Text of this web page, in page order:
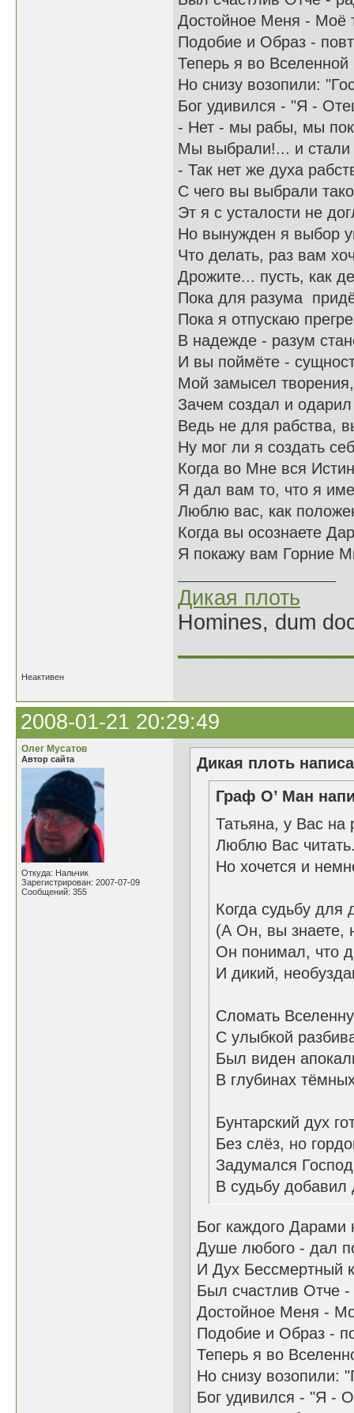
Достойное Меня - Моё
Подобие и Образ -
Теперь я во
Но снизу возопили:
Бог удивился - "Я -
- Нет - мы рабы, мы
Мы выбрали!... и стали
- Так нет же духа
С чего вы выбрали
Эт я с усталости не
Но вынужден я выбор
Что делать, раз вам
Дрожите... пусть, как
Пока для разума
Пока я отпускаю
В надежде - разум
И вы поймёте -
Мой замысел
Зачем создал и
Ведь не для рабства,
Ну мог ли я создать
Когда во Мне вся
Я дал вам то, что я
Люблю вас, как
Когда вы осознаете
Я покажу вам Горние
Дикая плоть
Homines, dum
Неактивен
2008-01-21 20:29:49
Олег Мусатов
Автор сайта
Откуда: Нальчик
Зарегистрирован: 2007-07-09
Сообщений: 355
Дикая плоть
Граф О’ Ман
Татьяна, у Вас на
Люблю Вас
Но хочется и
Когда судьбу для
(А Он, вы знаете,
Он понимал, что
И дикий,
Сломать
С улыбкой
Был виден
В глубинах
Бунтарский дух
Без слёз, но
Задумался
В судьбу добавил
Бог каждого Дарами
Душе любого - дал
И Дух Бессмертный
Был счастлив Отче -
Достойное Меня -
Подобие и Образ -
Теперь я во
Но снизу возопили:
Бог удивился - "Я -